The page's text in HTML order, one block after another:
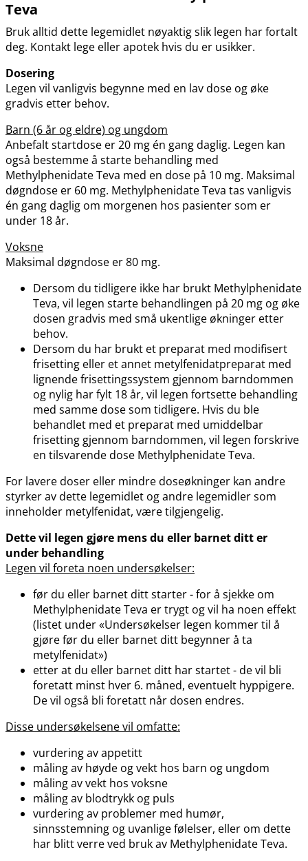
Teva
Bruk alltid dette legemidlet nøyaktig slik legen har fortalt
deg. Kontakt lege eller apotek hvis du er usikker.
Dosering
Legen vil vanligvis begynne med en lav dose og øke
gradvis etter behov.
Barn (6 år og eldre) og ungdom
Anbefalt startdose er 20 mg én gang daglig. Legen kan
også bestemme å starte behandling med
Methylphenidate Teva med en dose på 10 mg. Maksimal
døgndose er 60 mg. Methylphenidate Teva tas vanligvis
én gang daglig om morgenen hos pasienter som er
under 18 år.
Voksne
Maksimal døgndose er 80 mg.
Dersom du tidligere ikke har brukt Methylphenidate
Teva, vil legen starte behandlingen på 20 mg og øke
dosen gradvis med små ukentlige økninger etter
behov.
Dersom du har brukt et preparat med modifisert
frisetting eller et annet metylfenidatpreparat med
lignende frisettingssystem gjennom barndommen
og nylig har fylt 18 år, vil legen fortsette behandling
med samme dose som tidligere. Hvis du ble
behandlet med et preparat med umiddelbar
frisetting gjennom barndommen, vil legen forskrive
en tilsvarende dose Methylphenidate Teva.
For lavere doser eller mindre doseøkninger kan andre
styrker av dette legemidlet og andre legemidler som
inneholder metylfenidat, være tilgjengelig.
Dette vil legen gjøre mens du eller barnet ditt er
under behandling
Legen vil foreta noen undersøkelser:
før du eller barnet ditt starter - for å sjekke om
Methylphenidate Teva er trygt og vil ha noen effekt
(listet under «Undersøkelser legen kommer til å
gjøre før du eller barnet ditt begynner å ta
metylfenidat»)
etter at du eller barnet ditt har startet - de vil bli
foretatt minst hver 6. måned, eventuelt hyppigere.
De vil også bli foretatt når dosen endres.
Disse undersøkelsene vil omfatte:
vurdering av appetitt
måling av høyde og vekt hos barn og ungdom
måling av vekt hos voksne
måling av blodtrykk og puls
vurdering av problemer med humør,
sinnsstemning og uvanlige følelser, eller om dette
har blitt verre ved bruk av Methylphenidate Teva.